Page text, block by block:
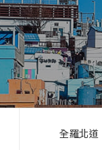
全羅北道